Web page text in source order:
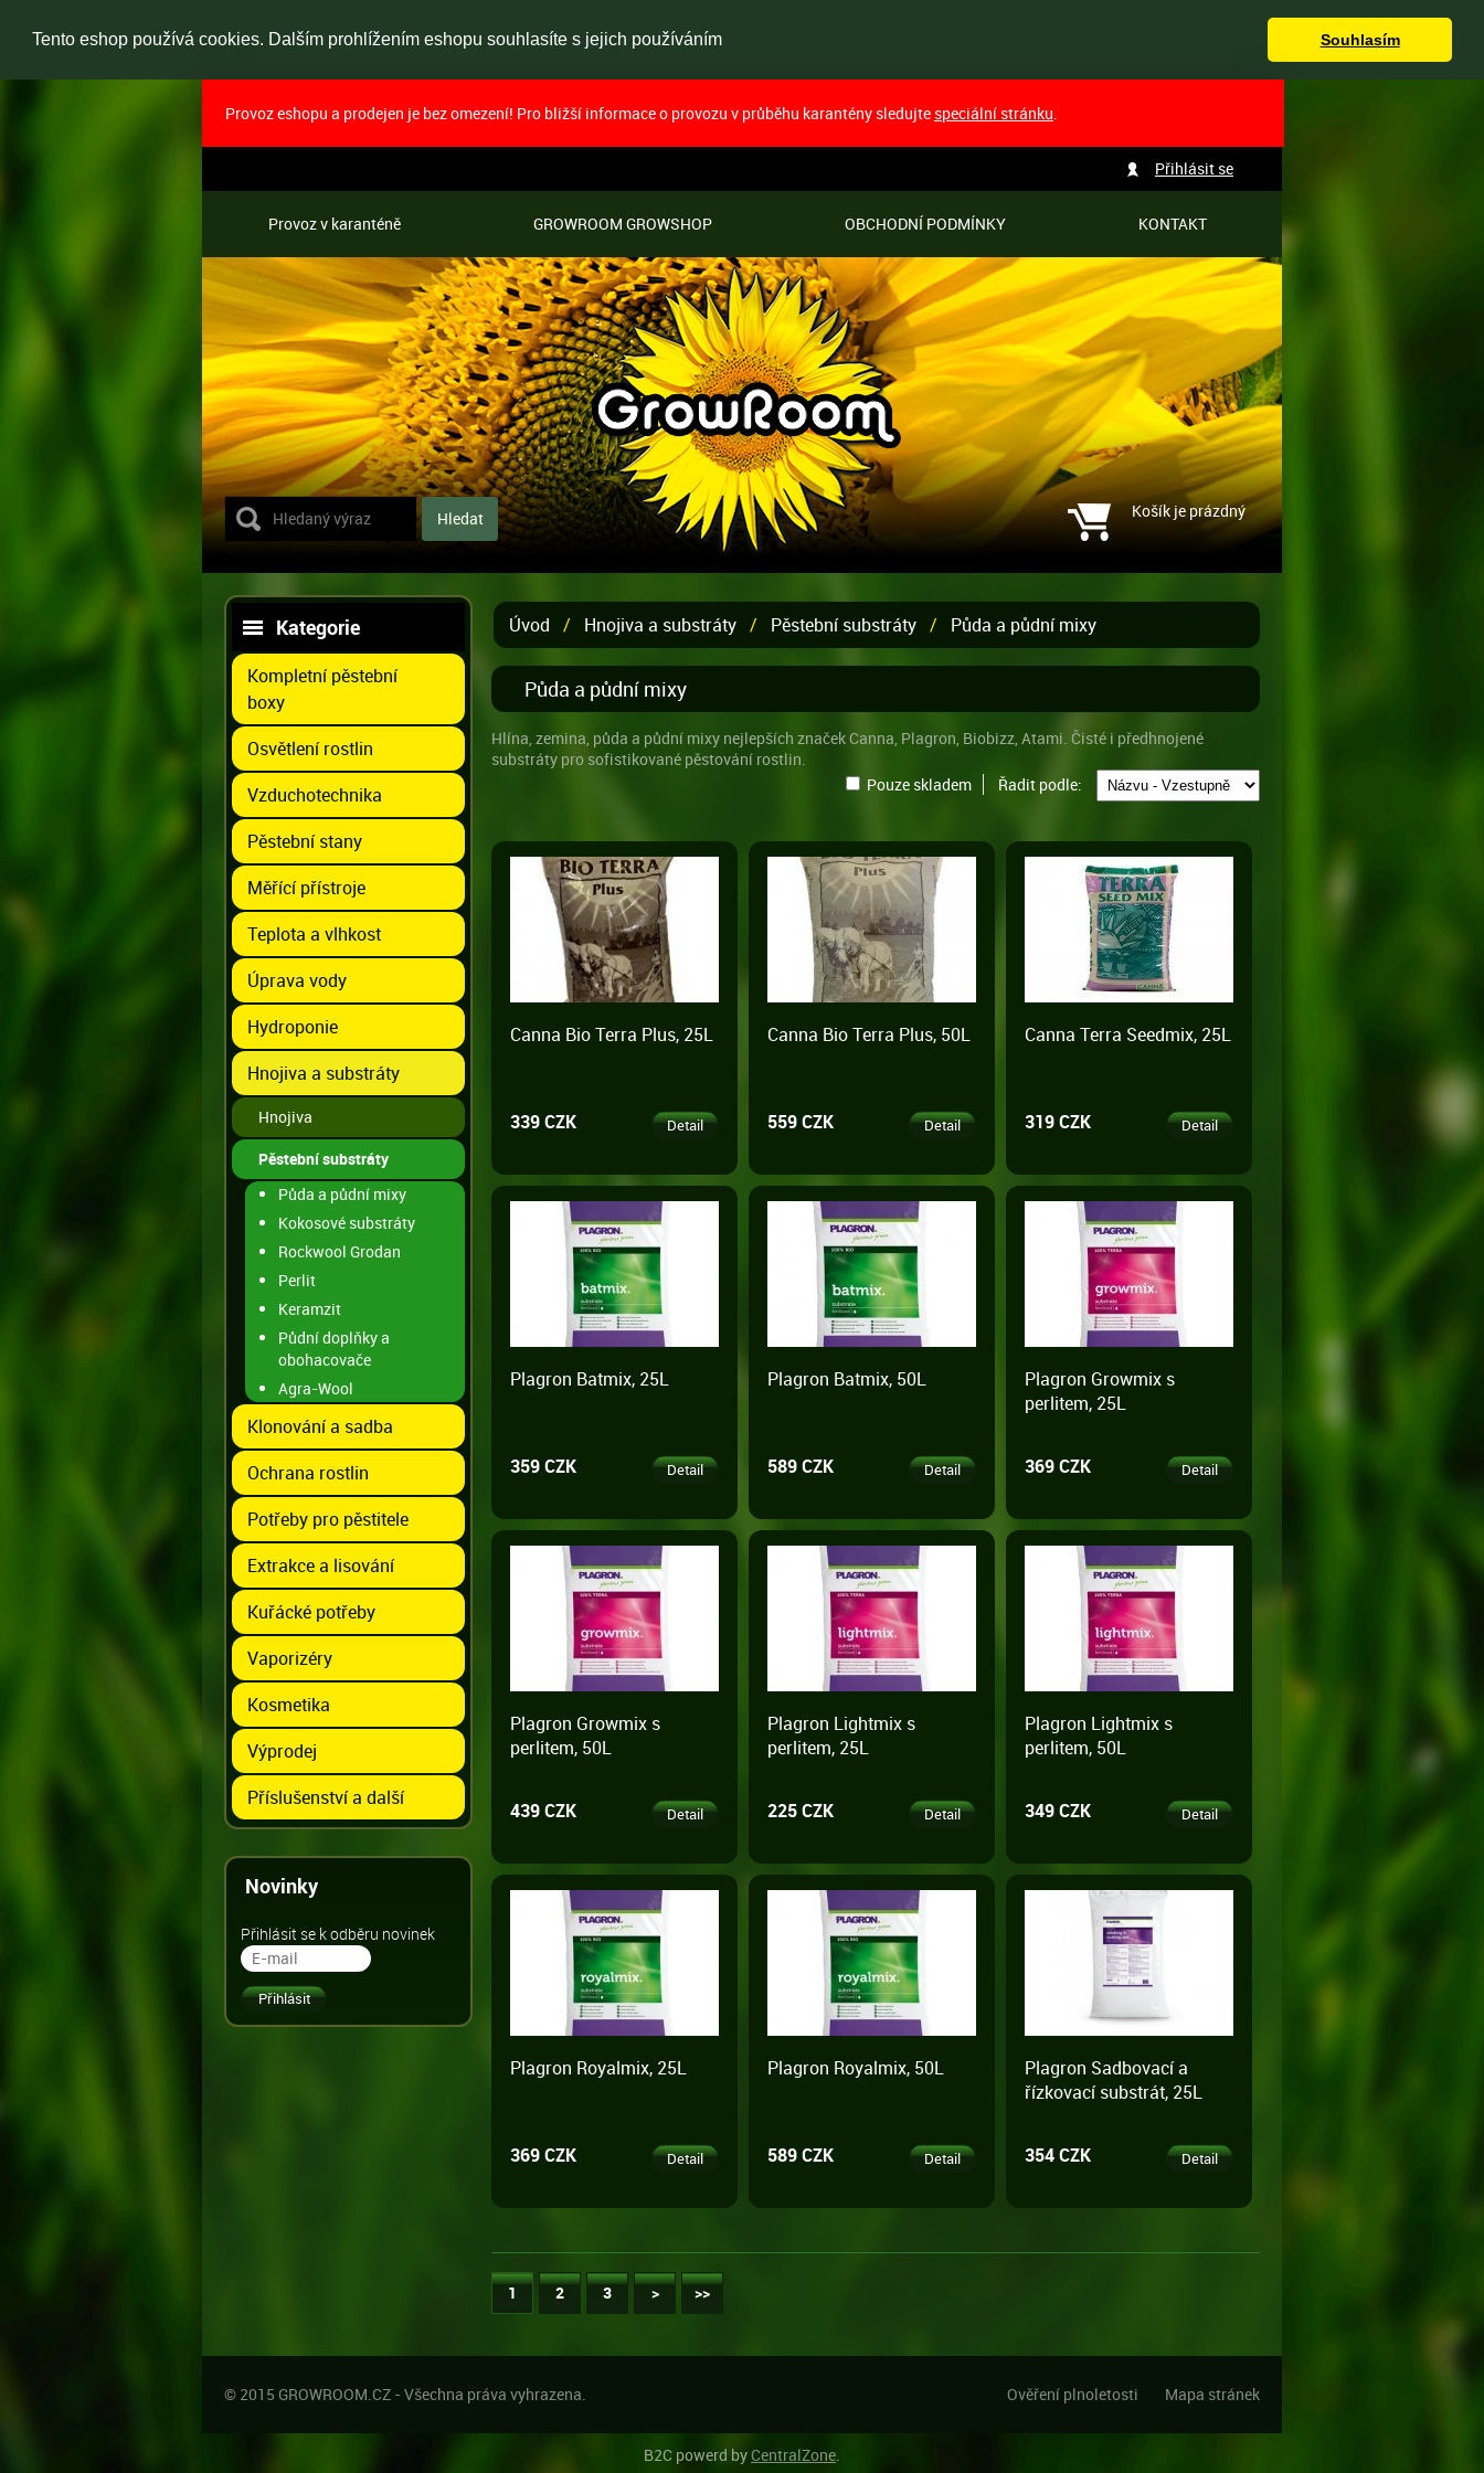
Tento eshop používá cookies. Dalším prohlížením eshopu souhlasíte s jejich používáním Souhlasím
Provoz eshopu a prodejen je bez omezení! Pro bližší informace o provozu v průběhu karantény sledujte speciální stránku
Provoz v karanténě GROWROOM GROWSHOP OBCHODNÍ PODMÍNKY KONTAKT
Přihlásit se
Košík je prázdný
Kategorie
Kompletní pěstební
boxy
Osvětlení rostlin
Vzduchotechnika
Pěstební stany
Měřící přístroje
Teplota a vlhkost
Úprava vody
Hydroponie
Hnojiva a substráty
Hnojiva
Pěstební substráty
Půda a půdní mixy
Kokosové substráty
Rockwool Grodan
Perlit
Keramzit
Půdní doplňky a
obohacovače
Agra-Wool
Klonování a sadba
Ochrana rostlin
Potřeby pro pěstitele
Extrakce a lisování
Kuřácké potřeby
Vaporizéry
Kosmetika
Výprodej
Příslušenství a další
Novinky
Přihlásit se k odběru novinek
Úvod / Hnojiva a substráty / Pěstební substráty / Půda a půdní mixy
Půda a půdní mixy
Hlína, zemina, půda a půdní mixy nejlepších značek Canna, Plagron, Biobizz, Atami. Čisté i předhnojené
substráty pro sofistikované pěstování rostlin.
Pouze skladem
Řadit podle:
Canna Bio Terra Plus, 25L
Detail
339 CZK
Canna Bio Terra Plus, 50L
Detail
559 CZK
Canna Terra Seedmix, 25L
Detail
319 CZK
Plagron Batmix, 25L
Detail
359 CZK
Plagron Batmix, 50L
Detail
589 CZK
Plagron Growmix s
perlitem, 25L
Detail
369 CZK
Plagron Growmix s
perlitem, 50L
Detail
439 CZK
Plagron Lightmix s
perlitem, 25L
Detail
225 CZK
Plagron Lightmix s
perlitem, 50L
Detail
349 CZK
Plagron Royalmix, 25L
Detail
369 CZK
Plagron Royalmix, 50L
Detail
589 CZK
Plagron Sadbovací a
řízkovací substrát, 25L
Detail
354 CZK
1 2 3 > >>
© 2015 GROWROOM.CZ - Všechna práva vyhrazena. Ověření plnoletosti Mapa stránek
B2C powerd by CentralZone